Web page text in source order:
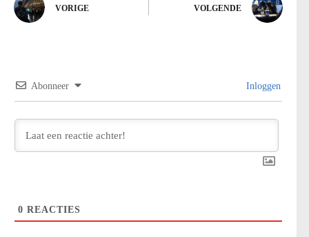
VORIGE VOLGENDE
Abonneer Inloggen
0 REACTIES